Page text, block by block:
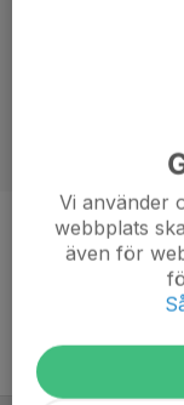
Position
Vi använder
webbplats
även för